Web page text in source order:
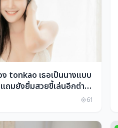
ง tonkao เธอเป็นนางแบบ
ถมยังยิ้มสวยขี้เล่นอีกต่าง
61